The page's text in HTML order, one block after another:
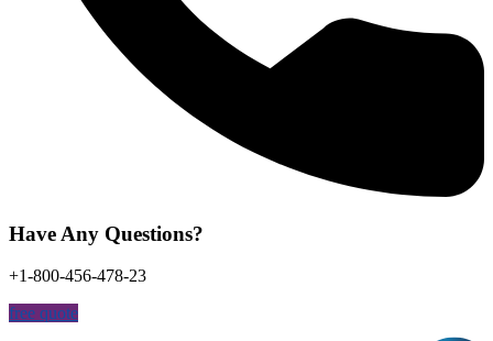
Have Any Questions?
+1-800-456-478-23
free quote